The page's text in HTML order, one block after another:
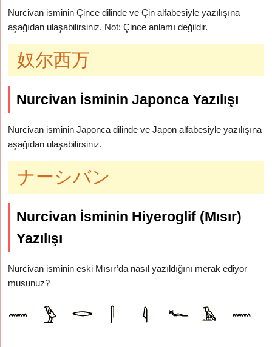
Nurcivan isminin Çince dilinde ve Çin alfabesiyle yazılışına
aşağıdan ulaşabilirsiniz. Not: Çince anlamı değildir.
奴尔西万
Nurcivan İsminin Japonca Yazılışı
Nurcivan isminin Japonca dilinde ve Japon alfabesiyle yazılışına
aşağıdan ulaşabilirsiniz.
ナーシバン
Nurcivan İsminin Hiyeroglif (Mısır)
Yazılışı
Nurcivan isminin eski Mısır’da nasıl yazıldığını merak ediyor
musunuz?